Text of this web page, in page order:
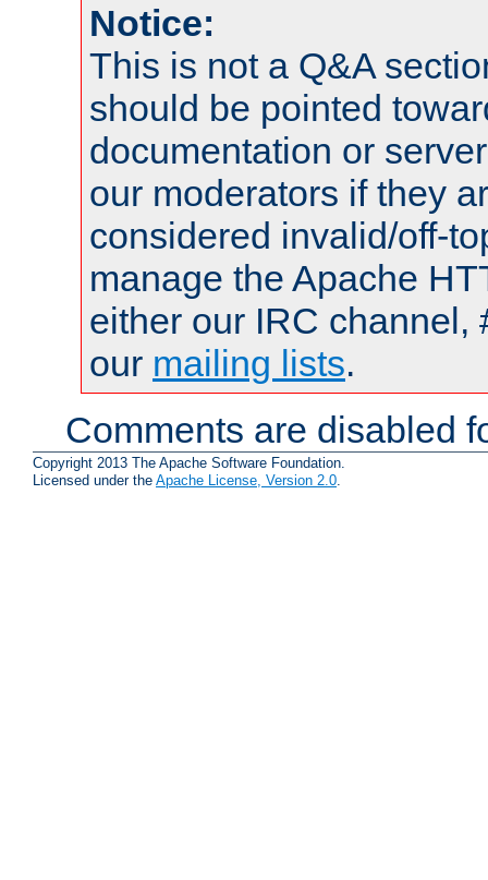
Notice:
This is not a Q&A
should be pointed
documentation or
our moderators if they
considered invalid/off-
manage the Apache
either our IRC channel,
our mailing lists.
Comments are disabled
Copyright 2013 The Apache Software Foundation.
Licensed under the Apache License, Version 2.0.